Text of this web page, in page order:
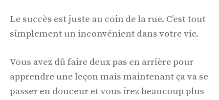
Le succès est juste au coin de la rue. C’est tout
simplement un inconvénient dans votre vie.
Vous avez dû faire deux pas en arrière pour
apprendre une leçon mais maintenant ça va se
passer en douceur et vous irez beaucoup plus